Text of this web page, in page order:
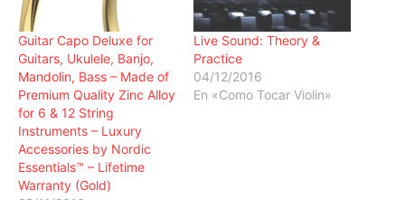
Guitar Capo Deluxe for
Guitars, Ukulele, Banjo,
Mandolin, Bass – Made of
Premium Quality Zinc Alloy
for 6 & 12 String
Instruments – Luxury
Accessories by Nordic
Essentials™ – Lifetime
Warranty (Gold)
Live Sound: Theory &
Practice
04/12/2016
En «Como Tocar Violin»